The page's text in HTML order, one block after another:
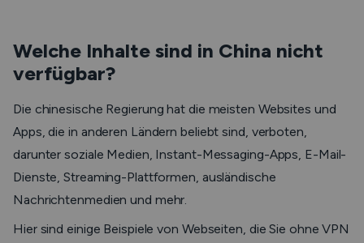
Welche Inhalte sind in China nicht
verfügbar?
Die chinesische Regierung hat die meisten Websites und
Apps, die in anderen Ländern beliebt sind, verboten,
darunter soziale Medien, Instant-Messaging-Apps, E-Mail-
Dienste, Streaming-Plattformen, ausländische
Nachrichtenmedien und mehr.
Hier sind einige Beispiele von Webseiten, die Sie ohne VPN